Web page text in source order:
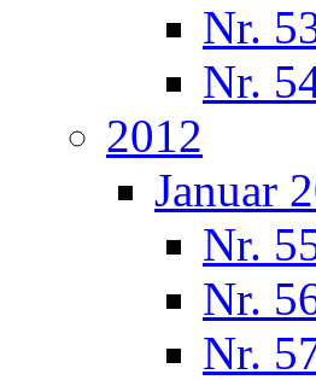
Nr.
Nr.
2012
Januar
Nr.
Nr.
Nr.